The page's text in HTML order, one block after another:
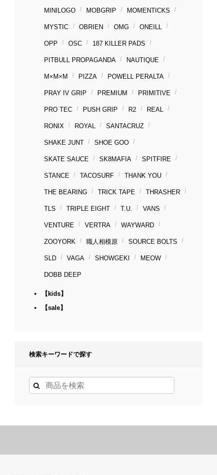
MINILOGO MOBGRIP MOMENTICKS
MYSTIC OBRIEN OMG ONEILL
OPP OSC 187 KILLER PADS
PITBULL PROPAGANDA NAUTIQUE
M×M×M PIZZA POWELL PERALTA
PRAY IV GRIP PREMIUM PRIMITIVE
PRO TEC PUSH GRIP R2 REAL
RONIX ROYAL SANTACRUZ
SHAKE JUNT SHOE GOO
SKATE SAUCE SK8MAFIA SPITFIRE
STANCE TACOSURF THANK YOU
THE BEARING TRICK TAPE THRASHER
TLS TRIPLE EIGHT T.U. VANS
VENTURE VERTRA WAYWARD
ZOOYORK 職人相模原 SOURCE BOLTS
SLD VAGA SHOWGEKI MEOW
DOBB DEEP
【kids】
【sale】
検索キーワードで探す